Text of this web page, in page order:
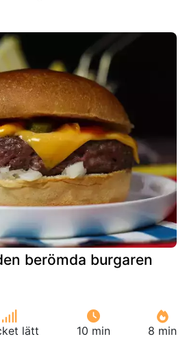
berömda burgaren
lätt 10 min 8 min